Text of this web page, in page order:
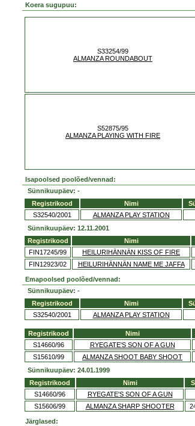
Koera sugupuu:
S33254/99
ALMANZA ROUNDABOUT
S52875/95
ALMANZA PLAYING WITH FIRE
Isapoolsed poolõed/vennad:
Sünnikuupäev: -
Registrikood
Nimi
S32540/2001
ALMANZA PLAY STATION
Sünnikuupäev: 12.11.2001
Registrikood
Nimi
FIN17245/99
HEILURIHÄNNÄN KISS OF FIRE
FIN12923/02
HEILURIHÄNNÄN NAME ME JAFFA
Emapoolsed poolõed/vennad:
Sünnikuupäev: -
Registrikood
Nimi
S32540/2001
ALMANZA PLAY STATION
Registrikood Nimi
S14660/96
RYEGATE'S SON OF A GUN
S15610/99
ALMANZA SHOOT BABY SHOOT
Sünnikuupäev: 24.01.1999
Registrikood
Nimi
S14660/96
RYEGATE'S SON OF A GUN
S15606/99
ALMANZA SHARP SHOOTER
Järglased: